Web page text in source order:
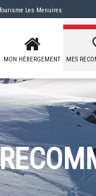
Les Menuires
MON HÉBERGEMENT MES